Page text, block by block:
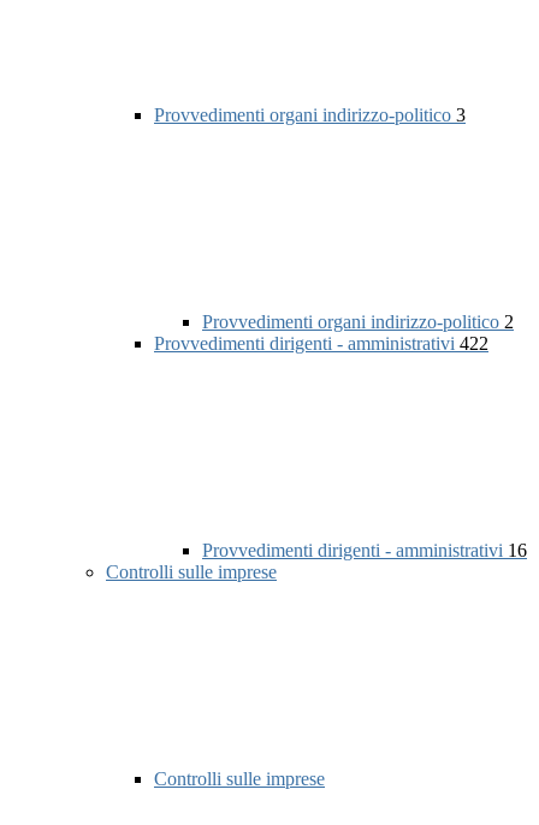
Provvedimenti organi indirizzo-politico 3
Provvedimenti organi indirizzo-politico 2
Provvedimenti dirigenti - amministrativi 422
Provvedimenti dirigenti - amministrativi 16
Controlli sulle imprese
Controlli sulle imprese